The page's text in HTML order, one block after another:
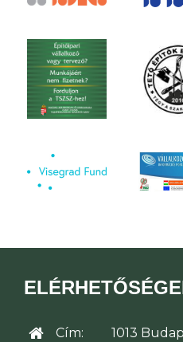
Cím: 1013